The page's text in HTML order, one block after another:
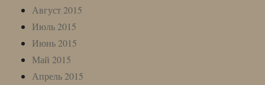
Август 2015
Июль 2015
Июнь 2015
Май 2015
Апрель 2015